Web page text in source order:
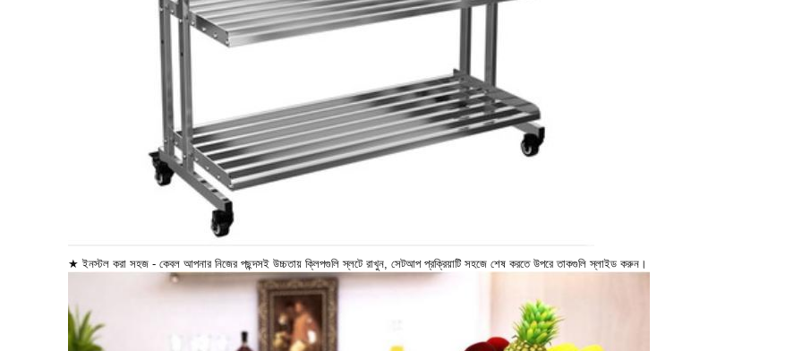
★ ইনস্টল করা সহজ - কেবল আপনার নিজের পছন্দসই উচ্চতায় ক্লিপগুলি স্লটে রাখুন, সেটআপ প্রক্রিয়াটি সহজে শেষ করতে উপরে তাকগুলি স্লাইড করুন।